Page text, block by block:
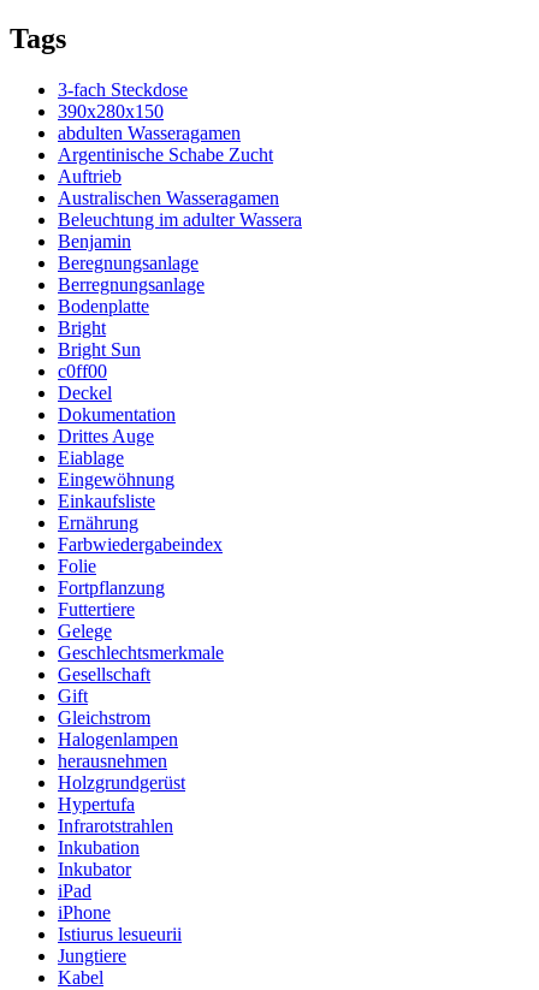
Tags
3-fach Steckdose
390x280x150
abdulten Wasseragamen
Argentinische Schabe Zucht
Auftrieb
Australischen Wasseragamen
Beleuchtung im adulter Wassera
Benjamin
Beregnungsanlage
Berregnungsanlage
Bodenplatte
Bright
Bright Sun
c0ff00
Deckel
Dokumentation
Drittes Auge
Eiablage
Eingewöhnung
Einkaufsliste
Ernährung
Farbwiedergabeindex
Folie
Fortpflanzung
Futtertiere
Gelege
Geschlechtsmerkmale
Gesellschaft
Gift
Gleichstrom
Halogenlampen
herausnehmen
Holzgrundgerüst
Hypertufa
Infrarotstrahlen
Inkubation
Inkubator
iPad
iPhone
Istiurus lesueurii
Jungtiere
Kabel